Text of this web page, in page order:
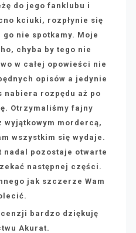
do jego fanklubu i
kciuki, rozpłynie się
nie spotkamy. Moje
chyba by tego nie
w całej opowieści nie
opisów a jedynie
nabiera rozpędu aż po
Otrzymaliśmy fajny
wyjątkowym mordercą,
wszystkim się wydaje.
nadal pozostaje otwarte
następnej części.
jak szczerze Wam
bardzo dziękuję
Akurat.